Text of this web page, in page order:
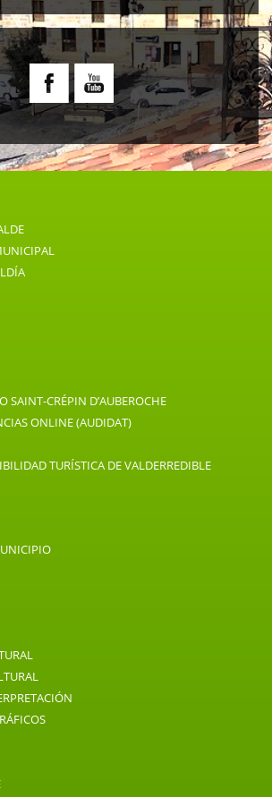
SAINT-CRÉPIN D’AUBEROCHE
ONLINE (AUDIDAT)
TURÍSTICA DE VALDERREDIBLE